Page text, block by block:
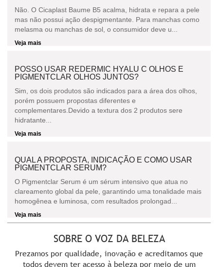
Não. O Cicaplast Baume B5 acalma, hidrata e repara a pele
mas não possui ação despigmentante. Para manchas como
melasma ou manchas de sol, o consumidor deve u...
Veja mais
POSSO USAR REDERMIC HYALU C OLHOS E
PIGMENTCLAR OLHOS JUNTOS?
Sim, os dois produtos são indicados para a área dos olhos,
porém possuem propostas diferentes e
complementares.Devido a textura dos 2 produtos sere
hidratante...
Veja mais
QUAL A PROPOSTA, INDICAÇÃO E COMO USAR
PIGMENTCLAR SERUM?
O Pigmentclar Serum é um sérum intensivo que atua no
clareamento global da pele, garantindo uma tonalidade mais
homogênea e luminosa, com resultados prolongad...
Veja mais
SOBRE O VOZ DA BELEZA
Prezamos por qualidade, inovação e acreditamos que
todos devem ter acesso à beleza por meio de um